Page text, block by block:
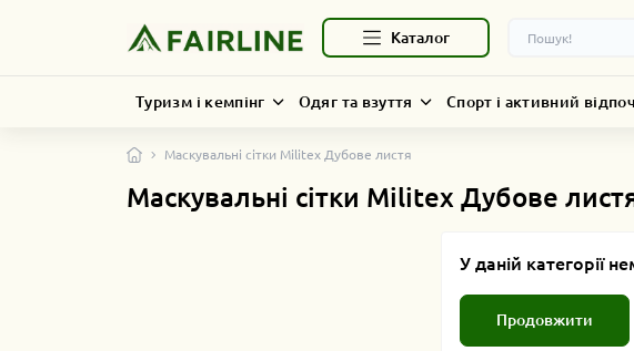
Каталог
Туризм і кемпінг Одяг та взуття Спорт і активний
Маскувальні сітки Militex Дубове листя
Маскувальні сітки Militex Дубове
У даній категорії
Продовжити